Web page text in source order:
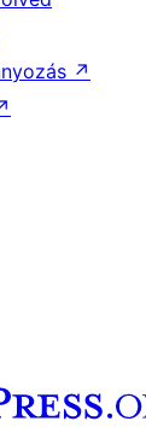
↗